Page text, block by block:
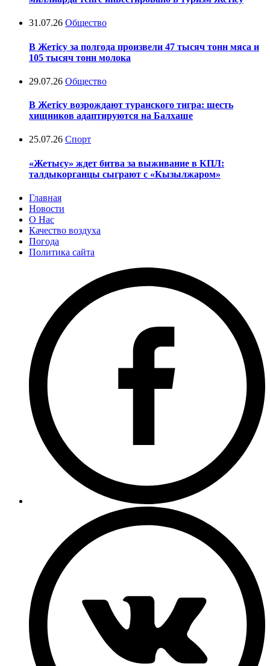
31.07.26 Общество
В Жетісу за полгода произвели 47 тысяч тонн мяса и
105 тысяч тонн молока
29.07.26 Общество
В Жетісу возрождают туранского тигра: шесть
хищников адаптируются на Балхаше
25.07.26 Спорт
«Жетысу» ждет битва за выживание в КПЛ:
талдыкорганцы сыграют с «Кызылжаром»
Главная
Новости
О Нас
Качество воздуха
Погода
Политика сайта